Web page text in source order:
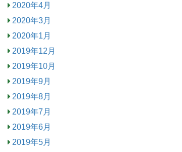
2020年4月
2020年3月
2020年1月
2019年12月
2019年10月
2019年9月
2019年8月
2019年7月
2019年6月
2019年5月